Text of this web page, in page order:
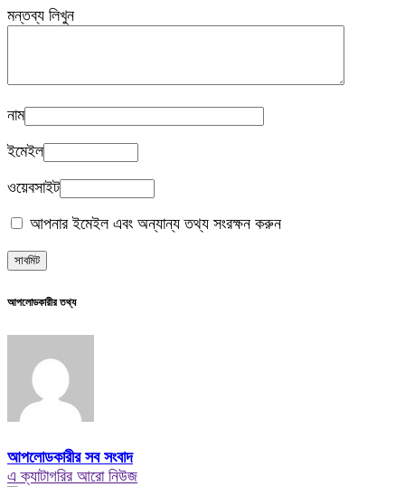
মন্তব্য লিখুন
নাম
ইমেইল
ওয়েবসাইট
আপনার ইমেইল এবং অন্যান্য তথ্য সংরক্ষন করুন
আপলোডকারীর তথ্য
আপলোডকারীর সব সংবাদ
এ ক্যাটাগরির আরো নিউজ